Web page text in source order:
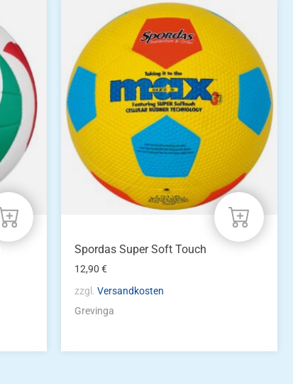
Spordas Super Soft Touch
12,90€
zzgl.Versandkosten
Grevinga